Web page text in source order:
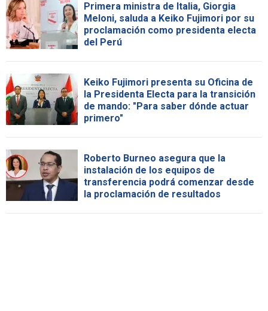
Primera ministra de Italia, Giorgia
Meloni, saluda a Keiko Fujimori por su
proclamación como presidenta electa
del Perú
Keiko Fujimori presenta su Oficina de
la Presidenta Electa para la transición
de mando: "Para saber dónde actuar
primero"
Roberto Burneo asegura que la
instalación de los equipos de
transferencia podrá comenzar desde
la proclamación de resultados